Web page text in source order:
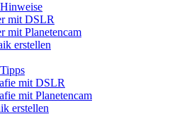
mit DSLR
mit Planetencam
erstellen
mit DSLR
mit Planetencam
erstellen